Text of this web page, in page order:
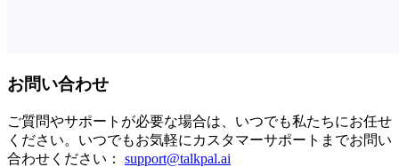
お問い合わせ
ご質問やサポートが必要な場合は、いつでも私たちにお任せ
ください。いつでもお気軽にカスタマーサポートまでお問い
合わせください： support@talkpal.ai